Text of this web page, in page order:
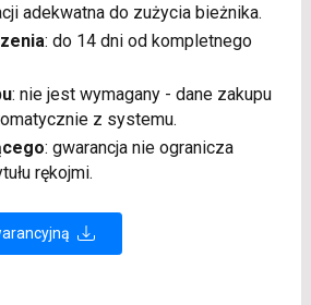
adekwatna do zużycia bieżnika.
: do 14 dni od kompletnego
: nie jest wymagany - dane zakupu
z systemu.
: gwarancja nie ogranicza
rękojmi.